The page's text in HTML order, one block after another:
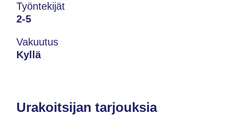
Työntekijät
2-5
Vakuutus
Kyllä
Urakoitsijan tarjouksia